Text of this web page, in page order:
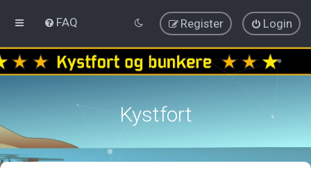
FAQ Login
Register
Kystfort